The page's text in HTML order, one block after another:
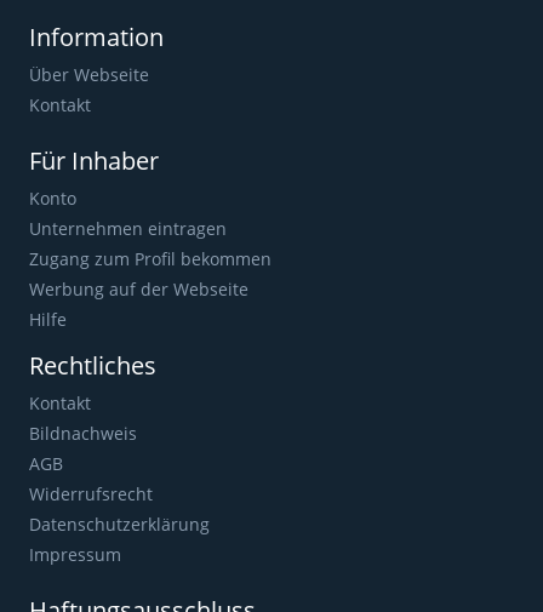
Information
Über Webseite
Kontakt
Für Inhaber
Konto
Unternehmen eintragen
Zugang zum Profil bekommen
Werbung auf der Webseite
Hilfe
Rechtliches
Kontakt
Bildnachweis
AGB
Widerrufsrecht
Datenschutzerklärung
Impressum